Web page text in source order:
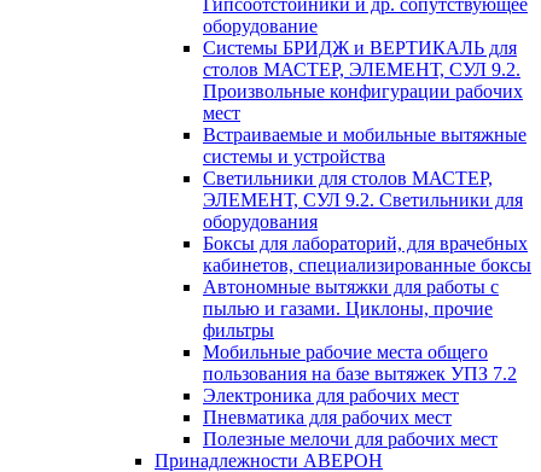
Гипсоотстойники и др. сопутствующее
оборудование
Системы БРИДЖ и ВЕРТИКАЛЬ для
столов МАСТЕР, ЭЛЕМЕНТ, СУЛ 9.2.
Произвольные конфигурации рабочих
мест
Встраиваемые и мобильные вытяжные
системы и устройства
Светильники для столов МАСТЕР,
ЭЛЕМЕНТ, СУЛ 9.2. Светильники для
оборудования
Боксы для лабораторий, для врачебных
кабинетов, специализированные боксы
Автономные вытяжки для работы с
пылью и газами. Циклоны, прочие
фильтры
Мобильные рабочие места общего
пользования на базе вытяжек УПЗ 7.2
Электроника для рабочих мест
Пневматика для рабочих мест
Полезные мелочи для рабочих мест
Принадлежности АВЕРОН